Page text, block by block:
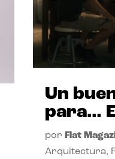
Un
para…
por Flat
Arquitectura,